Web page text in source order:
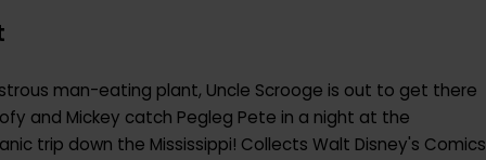
man-eating plant, Uncle Scrooge is out to get there
and Mickey catch Pegleg Pete in a night at the
trip down the Mississippi! Collects Walt Disney's Comics